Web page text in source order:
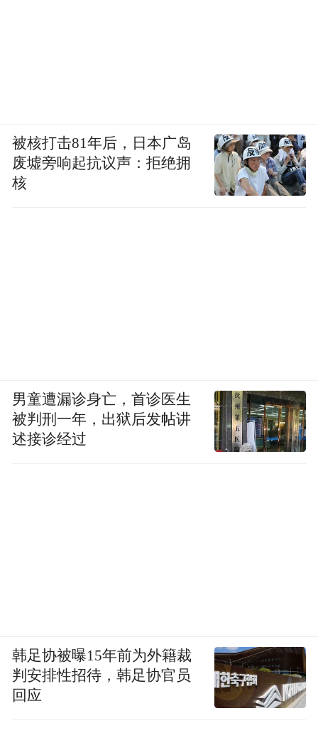
被核打击81年后，日本广岛
废墟旁响起抗议声：拒绝拥
核
男童遭漏诊身亡，首诊医生
被判刑一年，出狱后发帖讲
述接诊经过
韩足协被曝15年前为外籍裁
判安排性招待，韩足协官员
回应